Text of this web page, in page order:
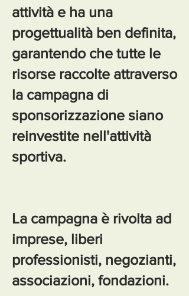
attività e ha una
progettualità ben definita,
garantendo che tutte le
risorse raccolte attraverso
la campagna di
sponsorizzazione siano
reinvestite nell'attività
sportiva.
La campagna è rivolta ad
imprese, liberi
professionisti, negozianti,
associazioni, fondazioni.